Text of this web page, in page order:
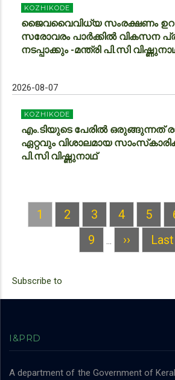
KOZHIKODE
ജൈവവൈവിധ്യ സംരക്ഷണം
സരോവരം പാര്‍ക്കില്‍ വികസന
നടപ്പാക്കും -മന്ത്രി പി.സി
2026-08-07
KOZHIKODE
എം.ടിയുടെ പേരില്‍ ഒരുങ്ങുന്നത്
ഏറ്റവും വിശാലമായ സാംസ്‌കാരിക
പി.സി വിഷ്ണുനാഥ്
PAGINATION
Current
1 Page
2 Page
3 Page
4 Page
5
Page
9 …
Next
››
Last
Subscribe to
I&PRD
A department of the Government of